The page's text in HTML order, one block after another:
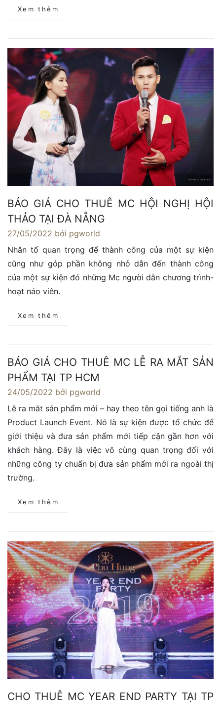
Xem thêm
BÁO GIÁ CHO THUÊ MC HỘI NGHỊ HỘI
THẢO TẠI ĐÀ NẴNG
27/05/2022 bởi pgworld
Nhân tố quan trọng để thành công của một sự kiện
cũng như góp phần không nhỏ dẫn đến thành công
của một sự kiện đó những Mc người dẫn chương trình-
hoạt náo viên.
Xem thêm
BÁO GIÁ CHO THUÊ MC LỄ RA MẮT SẢN
PHẨM TẠI TP HCM
24/05/2022 bởi pgworld
Lễ ra mắt sản phẩm mới – hay theo tên gọi tiếng anh là
Product Launch Event. Nó là sự kiện được tổ chức để
giới thiệu và đưa sản phẩm mới tiếp cận gần hơn với
khách hàng. Đây là việc vô cùng quan trọng đối với
những công ty chuẩn bị đưa sản phẩm mới ra ngoài thị
trường.
Xem thêm
CHO THUÊ MC YEAR END PARTY TẠI TP